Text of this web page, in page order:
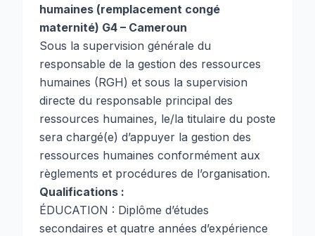
humaines (remplacement congé
maternité) G4 – Cameroun
Sous la supervision générale du
responsable de la gestion des ressources
humaines (RGH) et sous la supervision
directe du responsable principal des
ressources humaines, le/la titulaire du poste
sera chargé(e) d’appuyer la gestion des
ressources humaines conformément aux
règlements et procédures de l’organisation.
Qualifications :
ÉDUCATION : Diplôme d’études
secondaires et quatre années d’expérience